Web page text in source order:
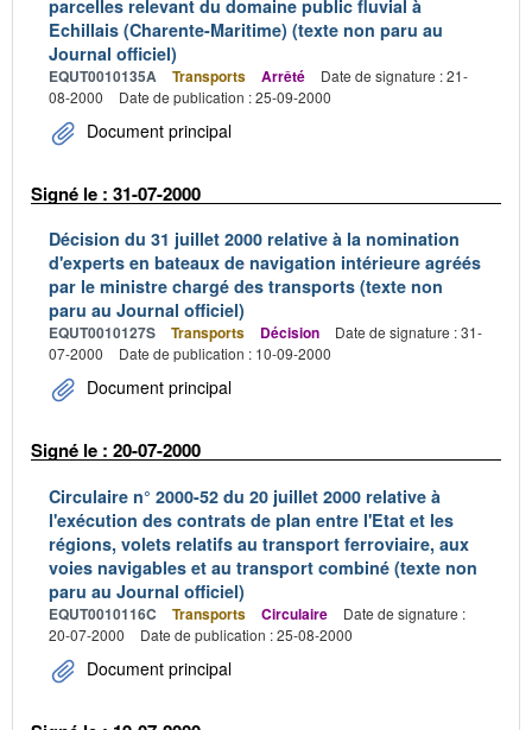
parcelles relevant du domaine public fluvial à
Echillais (Charente-Maritime) (texte non paru au
Journal officiel)
EQUT0010135A Transports Arrêté
Date de signature : 21-
08-2000
Date de publication : 25-09-2000
Document principal
Signé le : 31-07-2000
Décision du 31 juillet 2000 relative à la nomination
d'experts en bateaux de navigation intérieure agréés
par le ministre chargé des transports (texte non
paru au Journal officiel)
EQUT0010127S Transports Décision
Date de signature : 31-
07-2000
Date de publication : 10-09-2000
Document principal
Signé le : 20-07-2000
Circulaire n° 2000-52 du 20 juillet 2000 relative à
l'exécution des contrats de plan entre l'Etat et les
régions, volets relatifs au transport ferroviaire, aux
voies navigables et au transport combiné (texte non
paru au Journal officiel)
EQUT0010116C Transports Circulaire
Date de signature :
20-07-2000
Date de publication : 25-08-2000
Document principal